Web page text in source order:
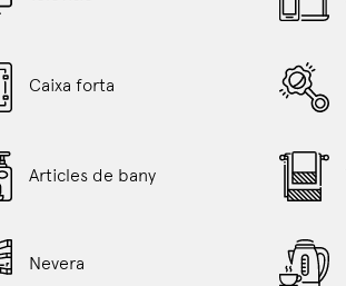
Caixa forta
Articles de bany
Nevera